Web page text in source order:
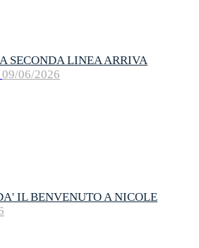
SECONDA LINEA ARRIVA
09/06/2026
IL BENVENUTO A NICOLE